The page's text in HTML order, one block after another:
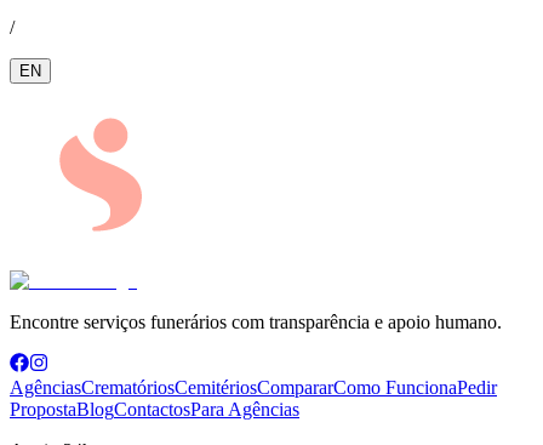
/
EN
Encontre serviços funerários com transparência e apoio humano.
AgênciasCrematóriosCemitériosCompararComo FuncionaPedir
PropostaBlogContactosPara Agências